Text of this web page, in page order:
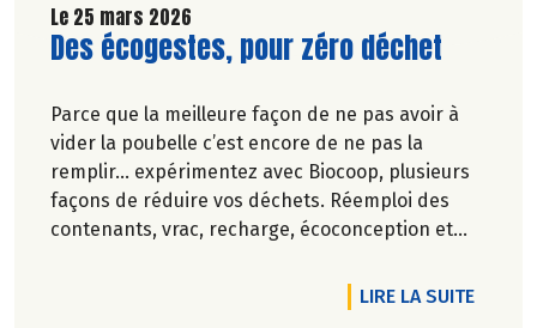
Le 25 mars 2026
Lire la suite de l'article
Des écogestes, pour zéro déchet
Parce que la meilleure façon de ne pas avoir à
vider la poubelle c’est encore de ne pas la
remplir… expérimentez avec Biocoop, plusieurs
façons de réduire vos déchets. Réemploi des
contenants, vrac, recharge, écoconception et
les fronts pour réduire vos poubelles !
En avril, plein phare sur 4 produits qui ont dit
LIRE LA SUITEDE